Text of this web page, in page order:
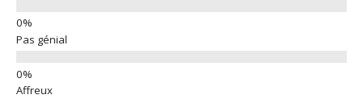
Pas génial
Affreux